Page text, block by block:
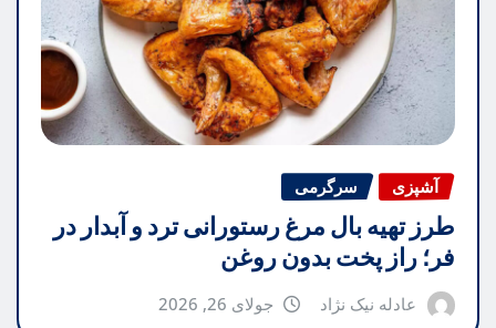
آشپزی سرگرمی
طرز تهیه بال مرغ رستورانی ترد و آبدار در
فر؛ راز پخت بدون روغن
عادله نیک نژاد جولای 26, 2026